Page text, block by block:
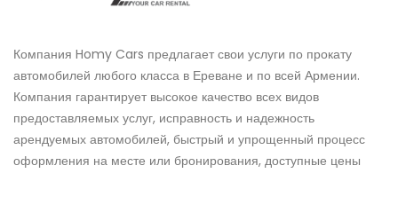
Компания Homy Cars предлагает свои услуги по прокату
автомобилей любого класса в Ереване и по всей Армении.
Компания гарантирует высокое качество всех видов
предоставляемых услуг, исправность и надежность
арендуемых автомобилей, быстрый и упрощенный процесс
оформления на месте или бронирования, доступные цены